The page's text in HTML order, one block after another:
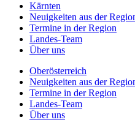
Kärnten
Neuigkeiten aus der
Termine in der Region
Landes-Team
Über uns
Oberösterreich
Neuigkeiten aus der
Termine in der Region
Landes-Team
Über uns